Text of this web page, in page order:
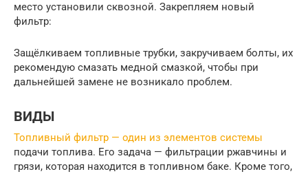
место установили сквозной. Закрепляем новый
фильтр:
Защёлкиваем топливные трубки, закручиваем болты, их
рекомендую смазать медной смазкой, чтобы при
дальнейшей замене не возникало проблем.
ВИДЫ
Топливный фильтр — один из элементов системы
подачи топлива. Его задача — фильтрации ржавчины и
грязи, которая находится в топливном баке. Кроме того,